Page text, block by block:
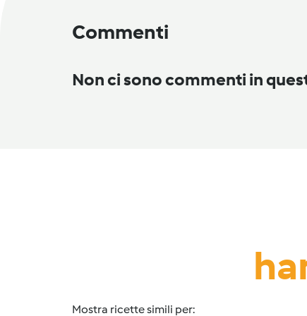
Commenti
Non ci sono commenti in
Mostra ricette simili per: